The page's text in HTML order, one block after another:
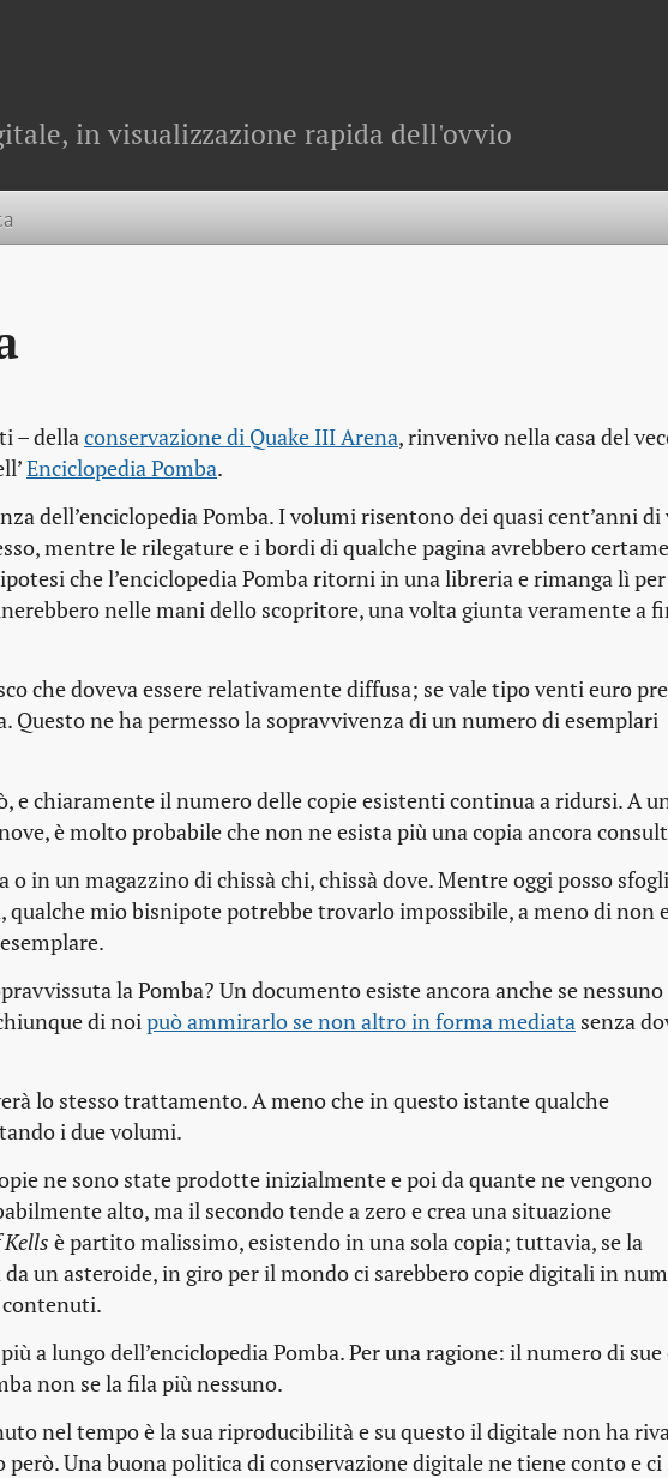
in visualizzazione rapida dell'ovvio
– dellaconservazione di Quake III Arena, rinvenivo nella casa del
Enciclopedia Pomba.
dell’enciclopedia Pomba. I volumi risentono dei quasi cent’anni di
mentre le rilegature e i bordi di qualche pagina avrebbero
che l’enciclopedia Pomba ritorni in una libreria e rimanga lì
nelle mani dello scopritore, una volta giunta veramente a
che doveva essere relativamente diffusa; se vale tipo venti euro
ne ha permesso la sopravvivenza di un numero di esemplari
e chiaramente il numero delle copie esistenti continua a ridursi. A
è molto probabile che non ne esista più una copia ancora
in un magazzino di chissà chi, chissà dove. Mentre oggi posso
qualche mio bisnipote potrebbe trovarlo impossibile, a meno di non
la Pomba? Un documento esiste ancora anche se nessuno
di noipuò ammirarlo se non altro in forma mediata senza
lo stesso trattamento. A meno che in questo istante qualche
i due volumi.
ne sono state prodotte inizialmente e poi da quante ne vengono
alto, ma il secondo tende a zero e crea una situazione
è partito malissimo, esistendo in una sola copia; tuttavia, se la
un asteroide, in giro per il mondo ci sarebbero copie digitali in
contenuti.
a lungo dell’enciclopedia Pomba. Per una ragione: il numero di sue
non se la fila più nessuno.
nel tempo è la sua riproducibilità e su questo il digitale non ha
Una buona politica di conservazione digitale ne tiene conto e ci